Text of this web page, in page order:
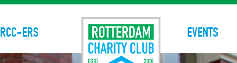
RCC-ERS EVENTS